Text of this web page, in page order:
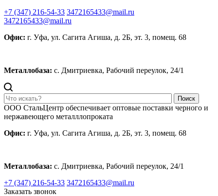
+7 (347) 216-54-33 3472165433@mail.ru
3472165433@mail.ru
Офис: г. Уфа, ул. Сагита Агиша, д. 2Б, эт. 3, помещ. 68
Металлобаза: с. Дмитриевка, Рабочий переулок, 24/1
Поиск
ООО СтальЦентр обеспечивает оптовые поставки черного и
нержавеющего металллопроката
Офис: г. Уфа, ул. Сагита Агиша, д. 2Б, эт. 3, помещ. 68
Металлобаза: с. Дмитриевка, Рабочий переулок, 24/1
+7 (347) 216-54-33 3472165433@mail.ru
Заказать звонок